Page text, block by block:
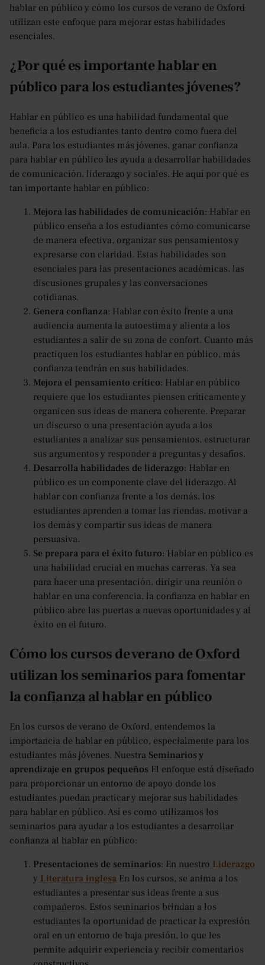
hablar en público y cómo los cursos de verano de Oxford
utilizan este enfoque para mejorar estas habilidades
esenciales.
¿Por qué es importante hablar en
público para los estudiantes jóvenes?
Hablar en público es una habilidad fundamental que
beneficia a los estudiantes tanto dentro como fuera del
aula. Para los estudiantes más jóvenes, ganar confianza
para hablar en público les ayuda a desarrollar habilidades
de comunicación, liderazgo y sociales. He aquí por qué es
tan importante hablar en público:
Mejora las habilidades de comunicación: Hablar en
público enseña a los estudiantes cómo comunicarse
de manera efectiva, organizar sus pensamientos y
expresarse con claridad. Estas habilidades son
esenciales para las presentaciones académicas, las
discusiones grupales y las conversaciones
cotidianas.
Genera confianza: Hablar con éxito frente a una
audiencia aumenta la autoestima y alienta a los
estudiantes a salir de su zona de confort. Cuanto más
practiquen los estudiantes hablar en público, más
confianza tendrán en sus habilidades.
Mejora el pensamiento crítico: Hablar en público
requiere que los estudiantes piensen críticamente y
organicen sus ideas de manera coherente. Preparar
un discurso o una presentación ayuda a los
estudiantes a analizar sus pensamientos, estructurar
sus argumentos y responder a preguntas y desafíos.
Desarrolla habilidades de liderazgo: Hablar en
público es un componente clave del liderazgo. Al
hablar con confianza frente a los demás, los
estudiantes aprenden a tomar las riendas, motivar a
los demás y compartir sus ideas de manera
persuasiva.
Se prepara para el éxito futuro: Hablar en público es
una habilidad crucial en muchas carreras. Ya sea
para hacer una presentación, dirigir una reunión o
hablar en una conferencia, la confianza en hablar en
público abre las puertas a nuevas oportunidades y al
éxito en el futuro.
Cómo los cursos de verano de Oxford
utilizan los seminarios para fomentar
la confianza al hablar en público
En los cursos de verano de Oxford, entendemos la
importancia de hablar en público, especialmente para los
estudiantes más jóvenes. Nuestra Seminarios y
aprendizaje en grupos pequeños El enfoque está diseñado
para proporcionar un entorno de apoyo donde los
estudiantes puedan practicar y mejorar sus habilidades
para hablar en público. Así es como utilizamos los
seminarios para ayudar a los estudiantes a desarrollar
confianza al hablar en público:
Presentaciones de seminarios: En nuestro Liderazgo
y Literatura inglesa En los cursos, se anima a los
estudiantes a presentar sus ideas frente a sus
compañeros. Estos seminarios brindan a los
estudiantes la oportunidad de practicar la expresión
oral en un entorno de baja presión, lo que les
permite adquirir experiencia y recibir comentarios